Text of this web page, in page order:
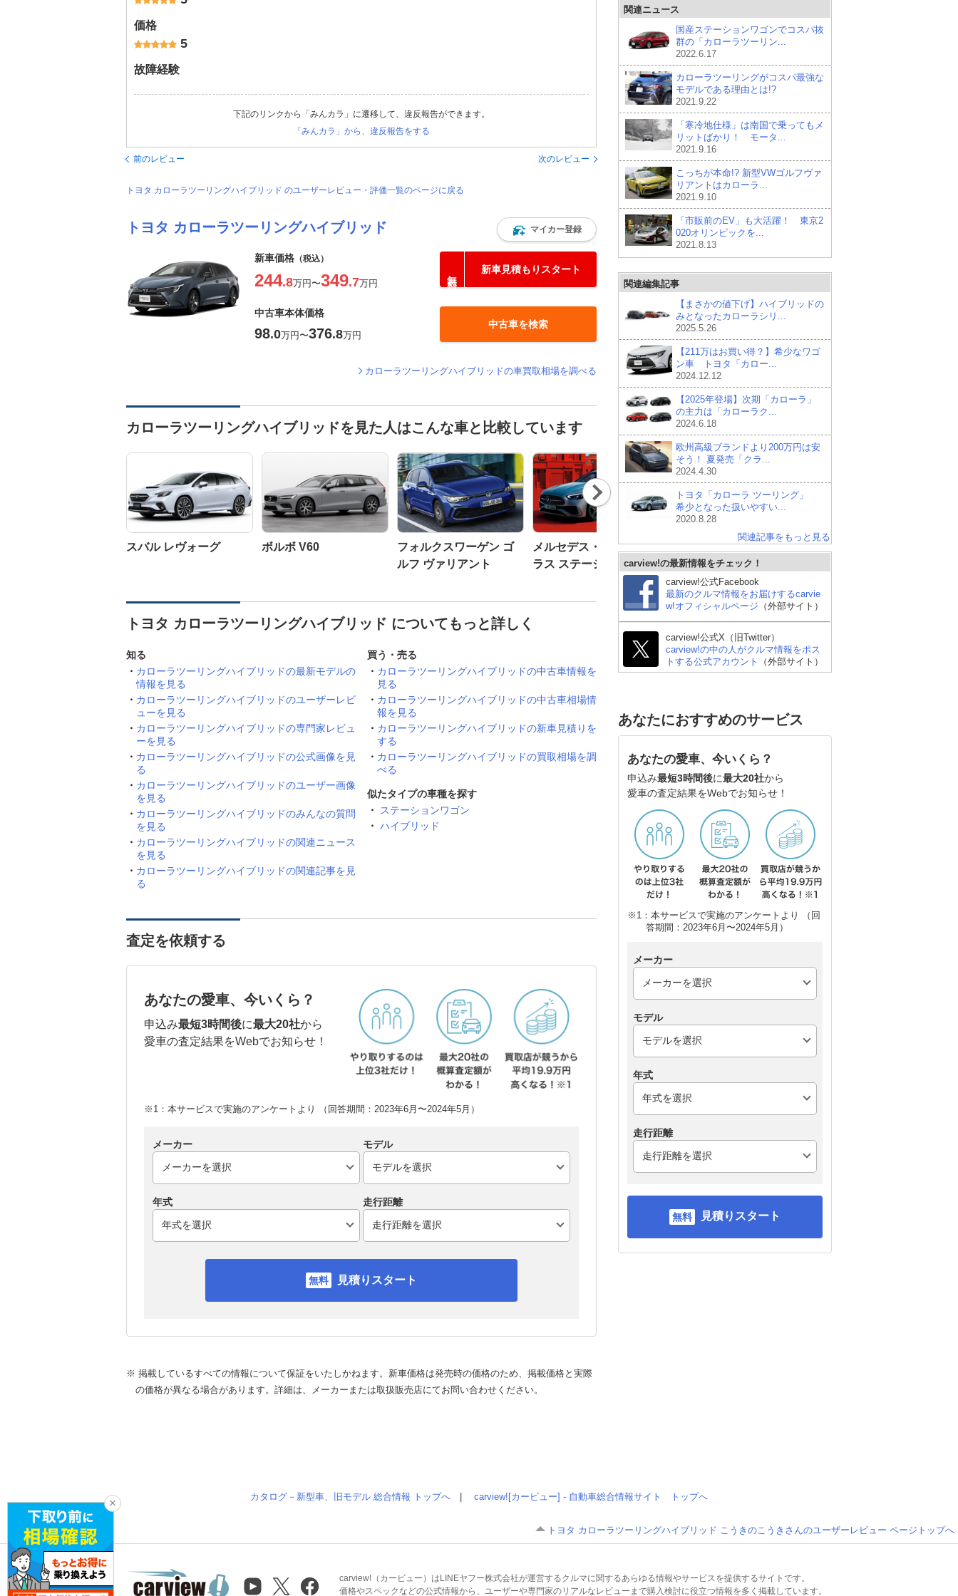
価格
5
故障経験
下記のリンクから「みんカラ」に遷移して、違反報告ができます。
「みんカラ」から、違反報告をする
前のレビュー 次のレビュー
トヨタ カローラツーリングハイブリッド のユーザーレビュー・評価一覧のページに戻る
トヨタ カローラツーリングハイブリッド マイカー登録
新車価格 （税込）
244.8万円〜349.7万円
新車見積もりスタート
中古車本体価格
98.0万円〜376.8万円
中古車を検索
カローラツーリングハイブリッドの車買取相場を調べる
カローラツーリングハイブリッドを見た人はこんな車と比較しています
スバル レヴォーグ ボルボ V60
フォルクスワーゲン ゴ
ルフ ヴァリアント
メルセデス・ベンツ Cク
ラス ステーションワゴ
BMW 3シリーズ ツーリ
ング
アウディ A5 アバント
Nex
t
トヨタ カローラツーリングハイブリッド についてもっと詳しく
知る
カローラツーリングハイブリッドの最新モデルの
情報を見る
カローラツーリングハイブリッドのユーザーレビ
ューを見る
カローラツーリングハイブリッドの専門家レビュ
ーを見る
カローラツーリングハイブリッドの公式画像を見
る
カローラツーリングハイブリッドのユーザー画像
を見る
カローラツーリングハイブリッドのみんなの質問
を見る
カローラツーリングハイブリッドの関連ニュース
を見る
カローラツーリングハイブリッドの関連記事を見
る
買う・売る
カローラツーリングハイブリッドの中古車情報を
見る
カローラツーリングハイブリッドの中古車相場情
報を見る
カローラツーリングハイブリッドの新車見積りを
する
カローラツーリングハイブリッドの買取相場を調
べる
似たタイプの車種を探す
ステーションワゴン
ハイブリッド
査定を依頼する
あなたの愛車、今いくら？
申込み最短3時間後に最大20社から
愛車の査定結果をWebでお知らせ！
※1：本サービスで実施のアンケートより （回答期間：2023年6月〜2024年5月）
メーカー モデル
年式 走行距離
見積りスタート
※ 掲載しているすべての情報について保証をいたしかねます。新車価格は発売時の価格のため、掲載価格と実際
の価格が異なる場合があります。詳細は、メーカーまたは取扱販売店にてお問い合わせください。
関連ニュース
国産ステーションワゴンでコスパ抜
群の「カローラツーリン...
2022.6.17
カローラツーリングがコスパ最強な
モデルである理由とは!?
2021.9.22
「寒冷地仕様」は南国で乗ってもメ
リットばかり！ モータ...
2021.9.16
こっちが本命!? 新型VWゴルフヴァ
リアントはカローラ...
2021.9.10
「市販前のEV」も大活躍！ 東京2
020オリンピックを...
2021.8.13
関連編集記事
【まさかの値下げ】ハイブリッドの
みとなったカローラシリ...
2025.5.26
【211万はお買い得？】希少なワゴ
ン車 トヨタ「カロー...
2024.12.12
【2025年登場】次期「カローラ」
の主力は「カローラク...
2024.6.18
欧州高級ブランドより200万円は安
そう！ 夏発売「クラ...
2024.4.30
トヨタ「カローラ ツーリング」
希少となった扱いやすい...
2020.8.28
関連記事をもっと見る
carview!の最新情報をチェック！
carview!公式Facebook
最新のクルマ情報をお届けするcarvie
w!オフィシャルページ （外部サイト）
carview!公式X（旧Twitter）
carview!の中の人がクルマ情報をポス
トする公式アカウント
（外部サイト）
あなたにおすすめのサービス
あなたの愛車、今いくら？
申込み最短3時間後に最大20社から
愛車の査定結果をWebでお知らせ！
※1：本サービスで実施のアンケートより （回
答期間：2023年6月〜2024年5月）
メーカー
モデル
年式
走行距離
見積りスタート
カタログ－新型車、旧モデル 総合情報 トップへ carview![カービュー] - 自動車総合情報サイト トップへ
トヨタ カローラツーリングハイブリッド こうきのこうきさんのユーザーレビュー ページトップへ
carview!（カービュー）はLINEヤフー株式会社が運営するクルマに関するあらゆる情報やサービスを提供するサイトです。
価格やスペックなどの公式情報から、ユーザーや専門家のリアルなレビューまで購入検討に役立つ情報を多く掲載しています。